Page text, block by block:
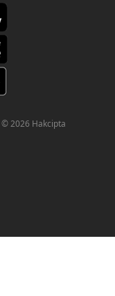
© 2026 Hakcipta